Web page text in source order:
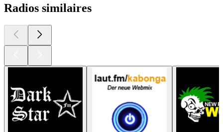
Radios similaires